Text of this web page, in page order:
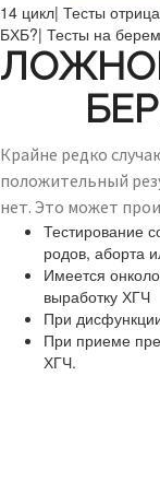
14 цикл| Тесты
БХБ?| Тесты на
Крайне редко
положительный
нет. Это может
Тестирование
родов, аборта
Имеется
выработку ХГЧ
При
При приеме
ХГЧ.